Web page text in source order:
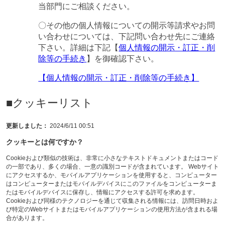
当部門にご相談ください。
〇その他の個人情報についての開示等請求やお問
い合わせについては、下記問い合わせ先にご連絡
下さい。詳細は下記【個人情報の開示・訂正・削
除等の手続き 】を御確認下さい。
【個人情報の開示・訂正・削除等の手続き】
■クッキーリスト
更新しました： 2024/6/11 00:51
クッキーとは何ですか？
Cookieおよび類似の技術は、非常に小さなテキストドキュメントまたはコード
の一部であり、多くの場合、一意の識別コードが含まれています。 Webサイト
にアクセスするか、モバイルアプリケーションを使用すると、コンピューター
はコンピューターまたはモバイルデバイスにこのファイルをコンピューターま
たはモバイルデバイスに保存し、情報にアクセスする許可を求めます。
Cookieおよび同様のテクノロジーを通じて収集される情報には、訪問日時およ
び特定のWebサイトまたはモバイルアプリケーションの使用方法が含まれる場
合があります。